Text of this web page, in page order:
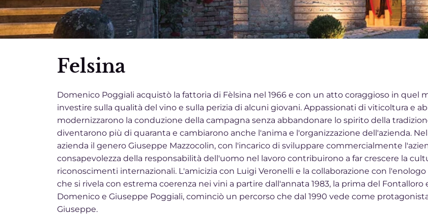
Felsina
Domenico Poggiali acquistò la fattoria di Fèlsina nel 1966 e con un atto coraggioso in quel
investire sulla qualità del vino e sulla perizia di alcuni giovani. Appassionati di viticoltura e
modernizzarono la conduzione della campagna senza abbandonare lo spirito della
diventarono più di quaranta e cambiarono anche l'anima e l'organizzazione dell'azienda.
azienda il genero Giuseppe Mazzocolin, con l'incarico di sviluppare commercialmente
consapevolezza della responsabilità dell'uomo nel lavoro contribuirono a far crescere la
riconoscimenti internazionali. L'amicizia con Luigi Veronelli e la collaborazione con
che si rivela con estrema coerenza nei vini a partire dall'annata 1983, la prima del
Domenico e Giuseppe Poggiali, cominciò un percorso che dal 1990 vede come
Giuseppe.